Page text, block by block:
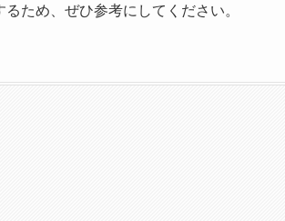
ため、ぜひ参考にしてください。